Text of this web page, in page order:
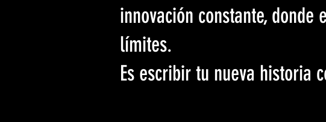
innovación constante,
límites.
Es escribir tu nueva historia